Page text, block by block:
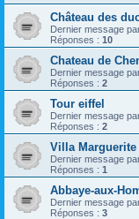
Château des
Dernier message
Réponses : 10
Chateau de
Dernier message
Réponses : 2
Tour eiffel
Dernier message
Réponses : 2
Villa Marguerite
Dernier message
Réponses : 1
Abbaye-aux-
Dernier message
Réponses : 3